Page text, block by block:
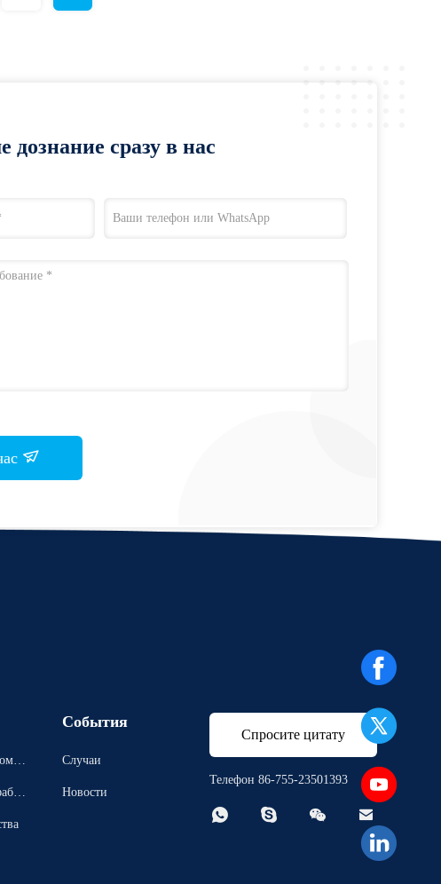
дознание сразу в нас
События
Случаи
Новости
Спросите цитату
Телефон 86-755-23501393
   